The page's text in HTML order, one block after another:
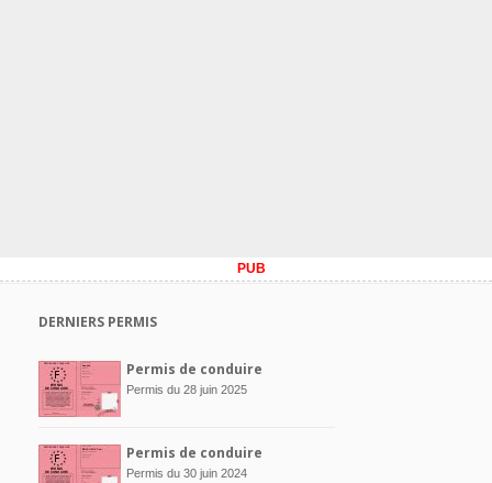
PUB
DERNIERS PERMIS
Permis de conduire
Permis du 28 juin 2025
Permis de conduire
Permis du 30 juin 2024